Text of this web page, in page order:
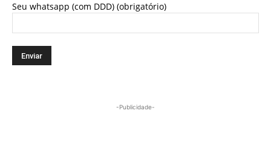
Seu whatsapp (com DDD) (obrigatório)
-Publicidade-